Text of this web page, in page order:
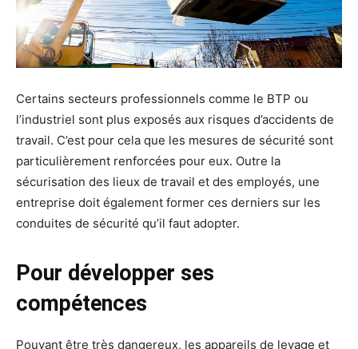
Certains secteurs professionnels comme le BTP ou
l’industriel sont plus exposés aux risques d’accidents de
travail. C’est pour cela que les mesures de sécurité sont
particulièrement renforcées pour eux. Outre la
sécurisation des lieux de travail et des employés, une
entreprise doit également former ces derniers sur les
conduites de sécurité qu’il faut adopter.
Pour développer ses
compétences
Pouvant être très dangereux, les appareils de levage et